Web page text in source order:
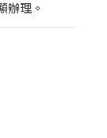
辦理。